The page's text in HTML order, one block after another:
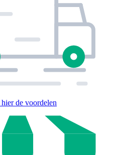
de voordelen